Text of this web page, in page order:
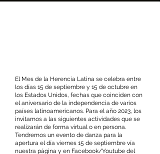
El Mes de la Herencia Latina se celebra entre
los días 15 de septiembre y 15 de octubre en
los Estados Unidos, fechas que coinciden con
el aniversario de la independencia de varios
países latinoamericanos. Para el año 2023, los
invitamos a las siguientes actividades que se
realizarán de forma virtual o en persona.
Tendremos un evento de danza para la
apertura el día viernes 15 de septiembre vía
nuestra página y en Facebook/Youtube del